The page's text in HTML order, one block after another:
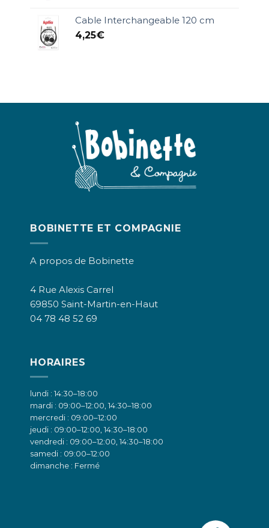
Cable Interchangeable 120 cm
4,25€
BOBINETTE ET COMPAGNIE
A propos de Bobinette
4 Rue Alexis Carrel
69850 Saint-Martin-en-Haut
04 78 48 52 69
HORAIRES
lundi : 14:30–18:00
mardi : 09:00–12:00, 14:30–18:00
mercredi : 09:00–12:00
jeudi : 09:00–12:00, 14:30–18:00
vendredi : 09:00–12:00, 14:30–18:00
samedi : 09:00–12:00
dimanche : Fermé